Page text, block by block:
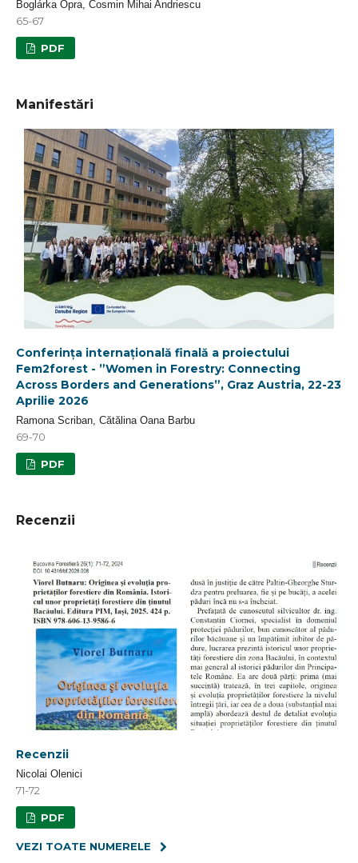
Boglárka Opra, Cosmin Mihai Andriescu
65-67
PDF
Manifestări
Conferința internațională finală a proiectului
Fem2forest - ”Women in Forestry: Connecting
Across Borders and Generations”, Graz Austria, 22-23
Aprilie 2026
Ramona Scriban, Cătălina Oana Barbu
69-70
PDF
Recenzii
Recenzii
Nicolai Olenici
71-72
PDF
VEZI TOATE NUMERELE